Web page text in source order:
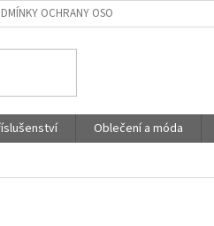
OCHRANY OSOBNÍCH ÚDAJŮ
Oblečení a móda